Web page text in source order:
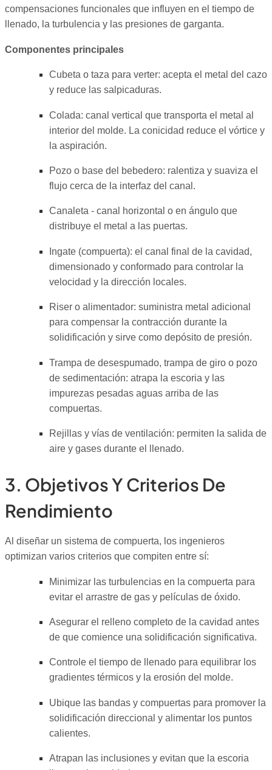
compensaciones funcionales que influyen en el tiempo de
llenado, la turbulencia y las presiones de garganta.
Componentes principales
Cubeta o taza para verter: acepta el metal del cazo
y reduce las salpicaduras.
Colada: canal vertical que transporta el metal al
interior del molde. La conicidad reduce el vórtice y
la aspiración.
Pozo o base del bebedero: ralentiza y suaviza el
flujo cerca de la interfaz del canal.
Canaleta - canal horizontal o en ángulo que
distribuye el metal a las puertas.
Ingate (compuerta): el canal final de la cavidad,
dimensionado y conformado para controlar la
velocidad y la dirección locales.
Riser o alimentador: suministra metal adicional
para compensar la contracción durante la
solidificación y sirve como depósito de presión.
Trampa de desespumado, trampa de giro o pozo
de sedimentación: atrapa la escoria y las
impurezas pesadas aguas arriba de las
compuertas.
Rejillas y vías de ventilación: permiten la salida de
aire y gases durante el llenado.
3. Objetivos Y Criterios De
Rendimiento
Al diseñar un sistema de compuerta, los ingenieros
optimizan varios criterios que compiten entre sí:
Minimizar las turbulencias en la compuerta para
evitar el arrastre de gas y películas de óxido.
Asegurar el relleno completo de la cavidad antes
de que comience una solidificación significativa.
Controle el tiempo de llenado para equilibrar los
gradientes térmicos y la erosión del molde.
Ubique las bandas y compuertas para promover la
solidificación direccional y alimentar los puntos
calientes.
Atrapan las inclusiones y evitan que la escoria